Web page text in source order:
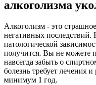
алкоголизма
Алкоголизм - это
негативных последствий.
патологической
получится. Вы не можете
навсегда забыть о
болезнь требует лечения
минимум 1 год.